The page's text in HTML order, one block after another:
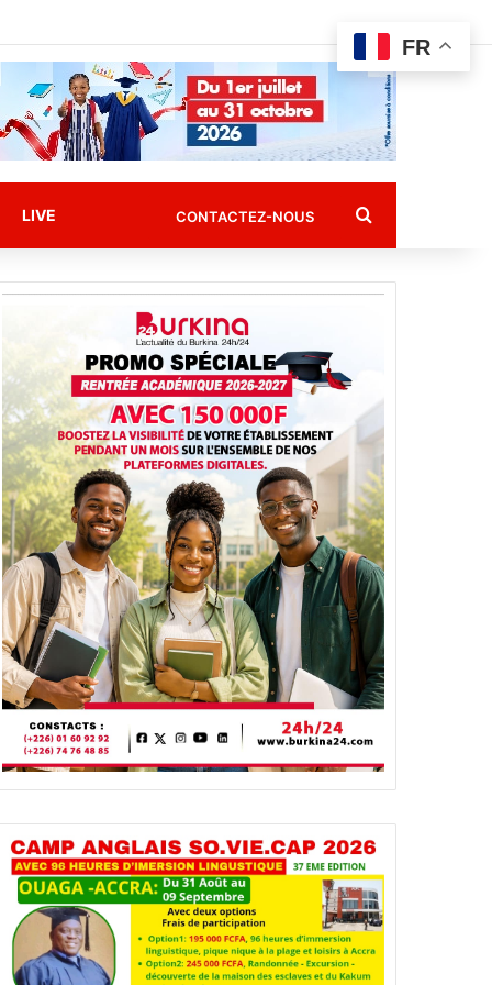
LIVE CONTACTEZ-NOUS Rechercher
FR